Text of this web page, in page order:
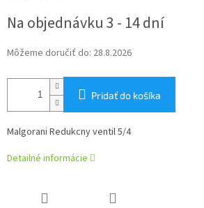
cena:
Na objednávku 3 - 14 dní
Môžeme doručiť do: 28.8.2026
Pridať do košíka
Malgorani Redukcny ventil 5/4
Detailné informácie